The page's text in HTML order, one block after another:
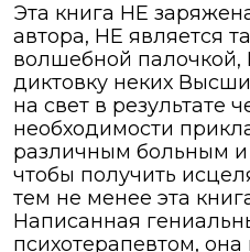
Эта книга НЕ
автора, НЕ является
волшебной
диктовку неких
на свет в результате
необходимости
различным больным
чтобы получить
тем не менее эта
Написанная
психотерапевтом,